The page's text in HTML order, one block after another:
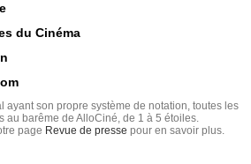
du Cinéma
ayant son propre système de notation, toutes les
au barême de AlloCiné, de 1 à 5 étoiles.
page Revue de presse pour en savoir plus.